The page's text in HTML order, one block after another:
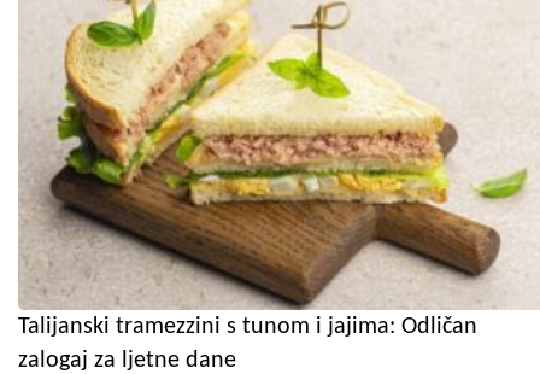
Talijanski tramezzini s tunom i jajima: Odličan
zalogaj za ljetne dane